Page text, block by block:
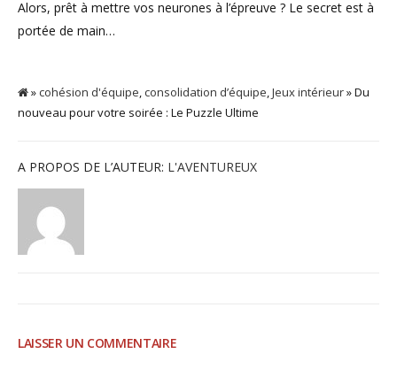
Alors, prêt à mettre vos neurones à l’épreuve ? Le secret est à
portée de main…
»cohésion d'équipe consolidation d’équipe Jeux intérieur» Du
nouveau pour votre soirée : Le Puzzle Ultime
A PROPOS DE L’AUTEUR: L'AVENTUREUX
LAISSER UN COMMENTAIRE